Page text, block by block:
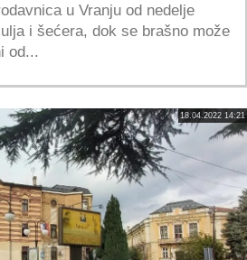
u Vranju od nedelje
i šećera, dok se brašno može
od...
18.04.2022 14:21